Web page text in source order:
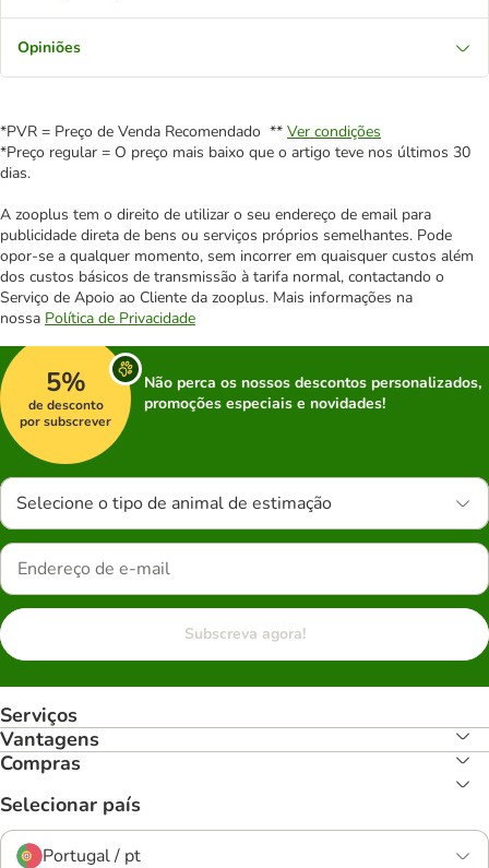
Opiniões
*PVR = Preço de Venda Recomendado ** Ver condições
*Preço regular = O preço mais baixo que o artigo teve nos últimos 30
dias.
A zooplus tem o direito de utilizar o seu endereço de email para
publicidade direta de bens ou serviços próprios semelhantes. Pode
opor-se a qualquer momento, sem incorrer em quaisquer custos além
dos custos básicos de transmissão à tarifa normal, contactando o
Serviço de Apoio ao Cliente da zooplus. Mais informações na
nossa Política de Privacidade
5%
de desconto
por subscrever
Não perca os nossos descontos personalizados,
promoções especiais e novidades!
Selecione o tipo de animal de estimação
Subscreva agora!
Serviços
Vantagens
Compras
Selecionar país
Portugal / pt